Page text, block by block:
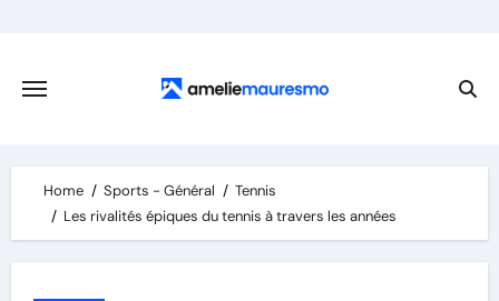
content
Home Sports - Général
Tennis
Les rivalités épiques du tennis à travers les années